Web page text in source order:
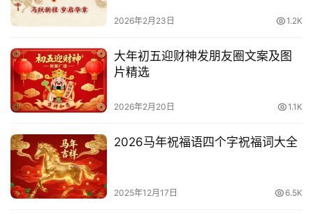
2026年2月23日 1.2K
大年初五迎财神发朋友圈文案及图
片精选
2026年2月20日 1.1K
2026马年祝福语四个字祝福词大全
2025年12月17日 6.5K